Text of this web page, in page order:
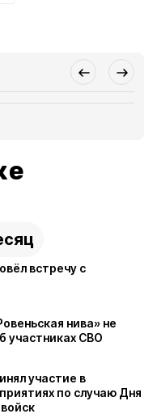
встречу с
нива» не
участниках СВО
участие в
по случаю Дня